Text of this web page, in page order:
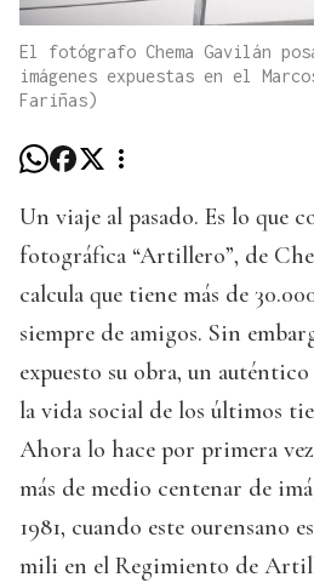
El fotógrafo Chema Gavilán
imágenes expuestas en el
Fariñas)
Un viaje al pasado. Es lo que
fotográfica “Artillero”, de
calcula que tiene más de
siempre de amigos. Sin
expuesto su obra, un
la vida social de los últimos
Ahora lo hace por primera
más de medio centenar de
1981, cuando este ourensano
mili en el Regimiento de